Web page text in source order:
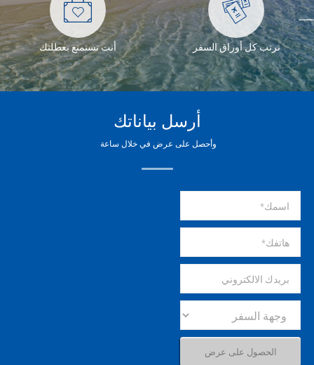
نرتب كل أوراق السفر أنت تستمتع بعطلتك
أرسل بياناتك
وأحصل على عرض في خلال ساعة